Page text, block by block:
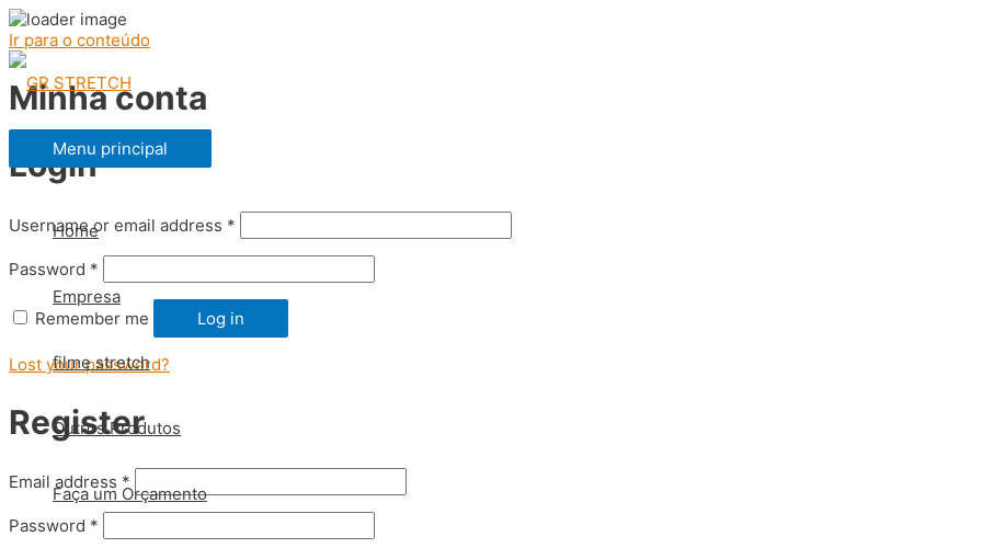
Ir para o conteúdo
Menu principal
Home
Empresa
filme stretch
Outros Produtos
Faça um Orçamento
Minha conta
Login
Username or email address *
Password *
Remember me Log in
Lost your password?
Register
Email address *
Password *